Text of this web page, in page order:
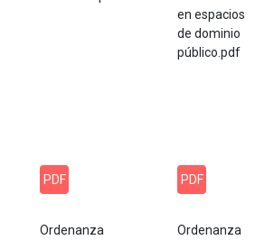
en espacios
de dominio
público.pdf
PDF
Ordenanza
PDF
Ordenanza